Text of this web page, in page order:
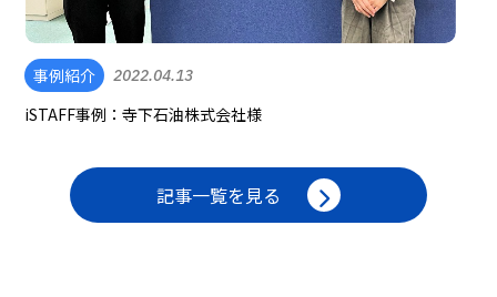
事例紹介 2022.04.13
iSTAFF事例：寺下石油株式会社様
記事一覧を見る